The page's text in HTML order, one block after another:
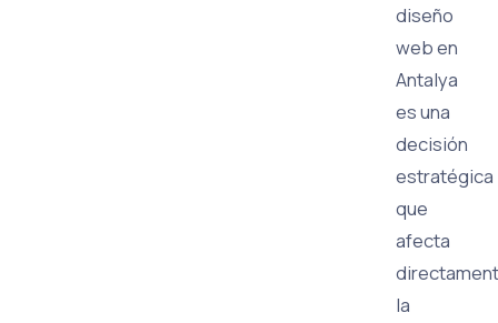
diseño
web en
Antalya
es una
decisión
estratégica
que
afecta
la